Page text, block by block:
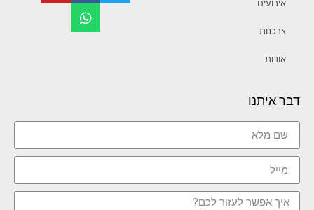
אירועים
צרכנות
אודות
דבר איתנו